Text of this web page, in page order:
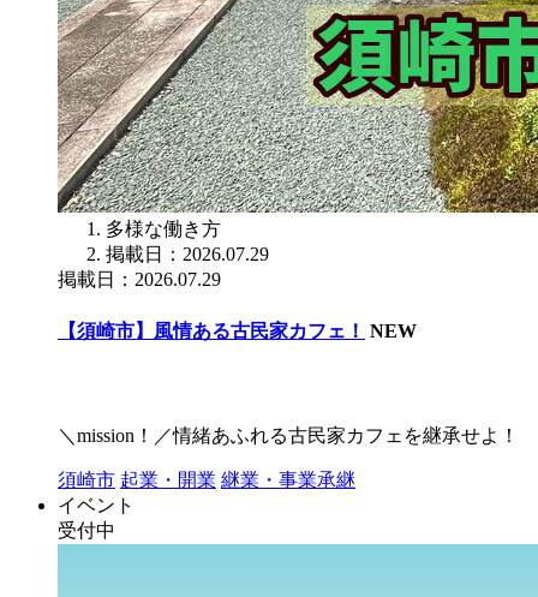
多様な働き方
掲載日：2026.07.29
掲載日：2026.07.29
【須崎市】風情ある古民家カフェ！ NEW
＼mission！／情緒あふれる古民家カフェを継承せよ！
須崎市 起業・開業 継業・事業承継
イベント
受付中